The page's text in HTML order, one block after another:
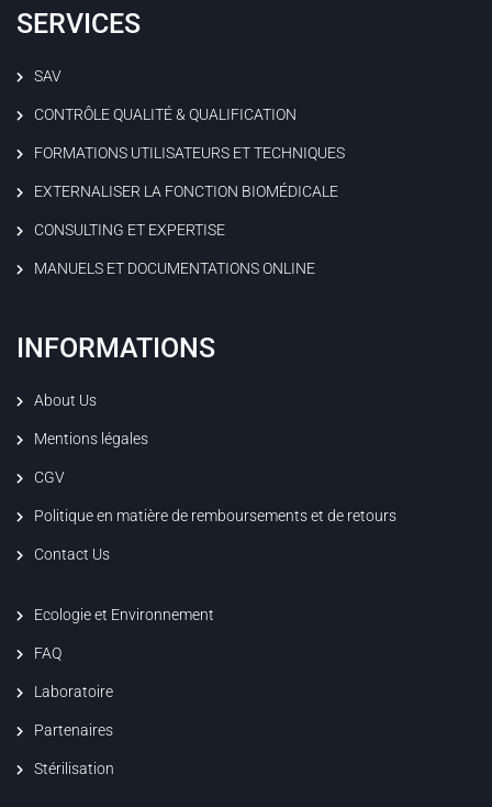
SERVICES
SAV
CONTRÔLE QUALITÉ & QUALIFICATION
FORMATIONS UTILISATEURS ET TECHNIQUES
EXTERNALISER LA FONCTION BIOMÉDICALE
CONSULTING ET EXPERTISE
MANUELS ET DOCUMENTATIONS ONLINE
INFORMATIONS
About Us
Mentions légales
CGV
Politique en matière de remboursements et de retours
Contact Us
Ecologie et Environnement
FAQ
Laboratoire
Partenaires
Stérilisation